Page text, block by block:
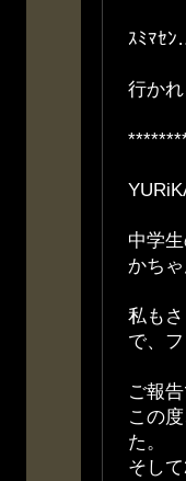
ｽﾐﾏｾ
行か
中学
かち
私も
で、
ご報
この
た。
そし